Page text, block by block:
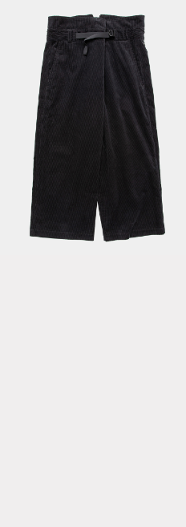
Corduroy Fat
Wrap PT / Off
Black